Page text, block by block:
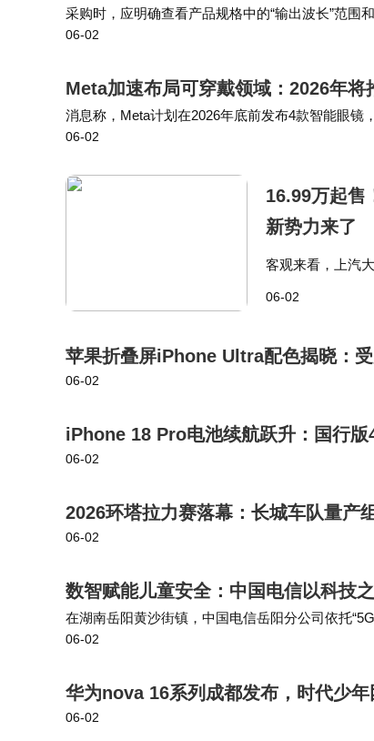
采购时，应明确查看产品规格中的“输出波长”范围
要点四：环境适应性（温度范围） 分布式光纤传
06-02
Meta加速布局可穿戴领域：2026年
消息称，Meta计划在2026年底前发布4款智能眼镜
可能于2026年6月亮相，Luna和RBM2 Re…
06-02
16.99万起售
新势力来了
客观来看，上汽
06-02
苹果折叠屏iPhone Ultra配色揭晓：
06-02
iPhone 18 Pro电池续航跃升：国行
06-02
2026环塔拉力赛落幕：长城车队量产
06-02
数智赋能儿童安全：中国电信以科技
在湖南岳阳黄沙街镇，中国电信岳阳分公司依托
村干部、网格员开展平台操作培训；演练中可实
06-02
华为nova 16系列成都发布，时代少
06-02